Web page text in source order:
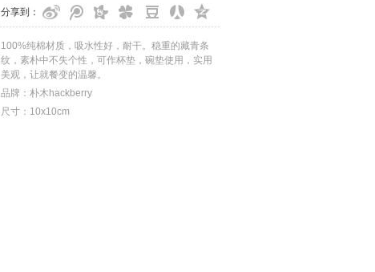
分享到：
100%纯棉材质，吸水性好，耐干。稳重的藏青条
纹，素朴中不失个性，可作杯垫，碗垫使用，实用
美观，让就餐变的温馨。
品牌：朴木hackberry
尺寸：10x10cm